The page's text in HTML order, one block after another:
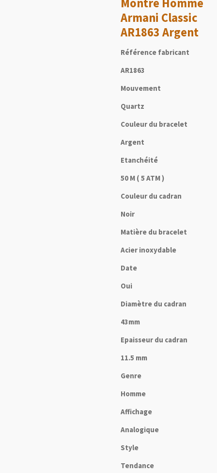
Montre Homme
Armani Classic
AR1863 Argent
Référence fabricant
AR1863
Mouvement
Quartz
Couleur du bracelet
Argent
Etanchéité
50 M ( 5 ATM )
Couleur du cadran
Noir
Matière du bracelet
Acier inoxydable
Date
Oui
Diamètre du cadran
43mm
Epaisseur du cadran
11.5 mm
Genre
Homme
Affichage
Analogique
Style
Tendance